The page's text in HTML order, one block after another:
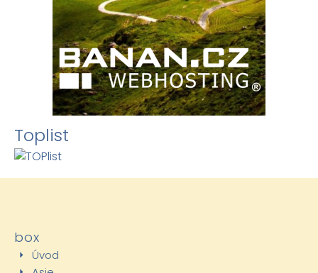
Toplist
box
Úvod